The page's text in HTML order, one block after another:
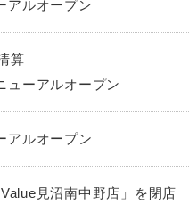
アルオープン
算
ューアルオープン
アルオープン
見沼南中野店」を閉店